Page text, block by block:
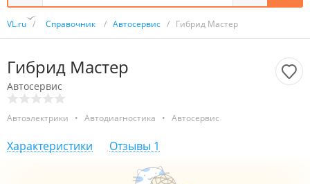
VL.ru / Справочник / Автосервис / Гибрид Мастер
Гибрид Мастер
Автосервис
Автоэлектрики • Автодиагностика • Автосервис
Характеристики Отзывы 1